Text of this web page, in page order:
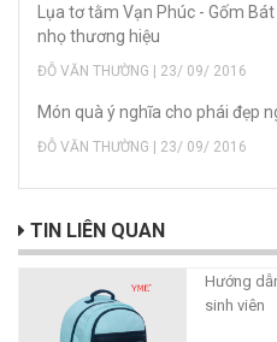
Lụa tơ tằm Vạn Phúc - Gốm
nhọ thương hiệu
ĐỖ VĂN THƯỜNG | 23/ 09/ 2016
Món quà ý nghĩa cho phái đẹp
ĐỖ VĂN THƯỜNG | 23/ 09/ 2016
TIN LIÊN QUAN
Hướng
sinh viên